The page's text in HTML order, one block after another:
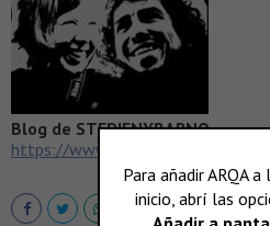
Blog de STEPIENYBARNO
https://www.stepienybarno.es/blog/